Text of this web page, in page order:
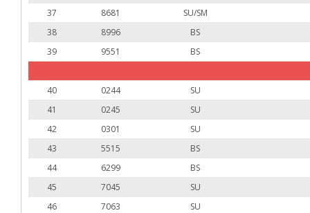
37
8681
SU/SM
38
8996
BS
39
9551 BS
40 0244
SU
41
0245
SU
42
0301
SU
43
5515
BS
44
6299
BS
45
7045
SU
46
7063
SU